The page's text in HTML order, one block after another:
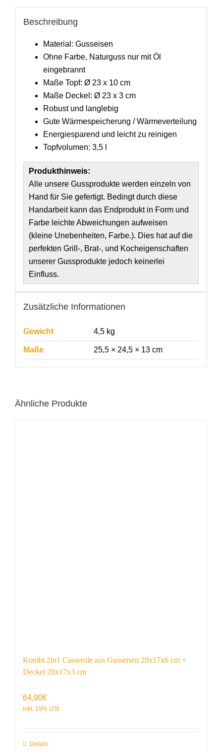
Beschreibung
Material: Gusseisen
Ohne Farbe, Naturguss nur mit Öl
eingebrannt
Maße Topf: Ø 23 x 10 cm
Maße Deckel: Ø 23 x 3 cm
Robust und langlebig
Gute Wärmespeicherung / Wärmeverteilung
Energiesparend und leicht zu reinigen
Topfvolumen: 3,5 l
Produkthinweis:
Alle unsere Gussprodukte werden einzeln von
Hand für Sie gefertigt. Bedingt durch diese
Handarbeit kann das Endprodukt in Form und
Farbe leichte Abweichungen aufweisen
(kleine Unebenheiten, Farbe.). Dies hat auf die
perfekten Grill-, Brat-, und Kocheigenschaften
unserer Gussprodukte jedoch keinerlei
Einfluss.
Zusätzliche Informationen
Gewicht 4,5 kg
Maße 25,5 × 24,5 × 13 cm
Ähnliche Produkte
Kombi 2in1 Casserole aus Gusseisen 28x17x6 cm +
Deckel 28x17x3 cm
64,90€
Details